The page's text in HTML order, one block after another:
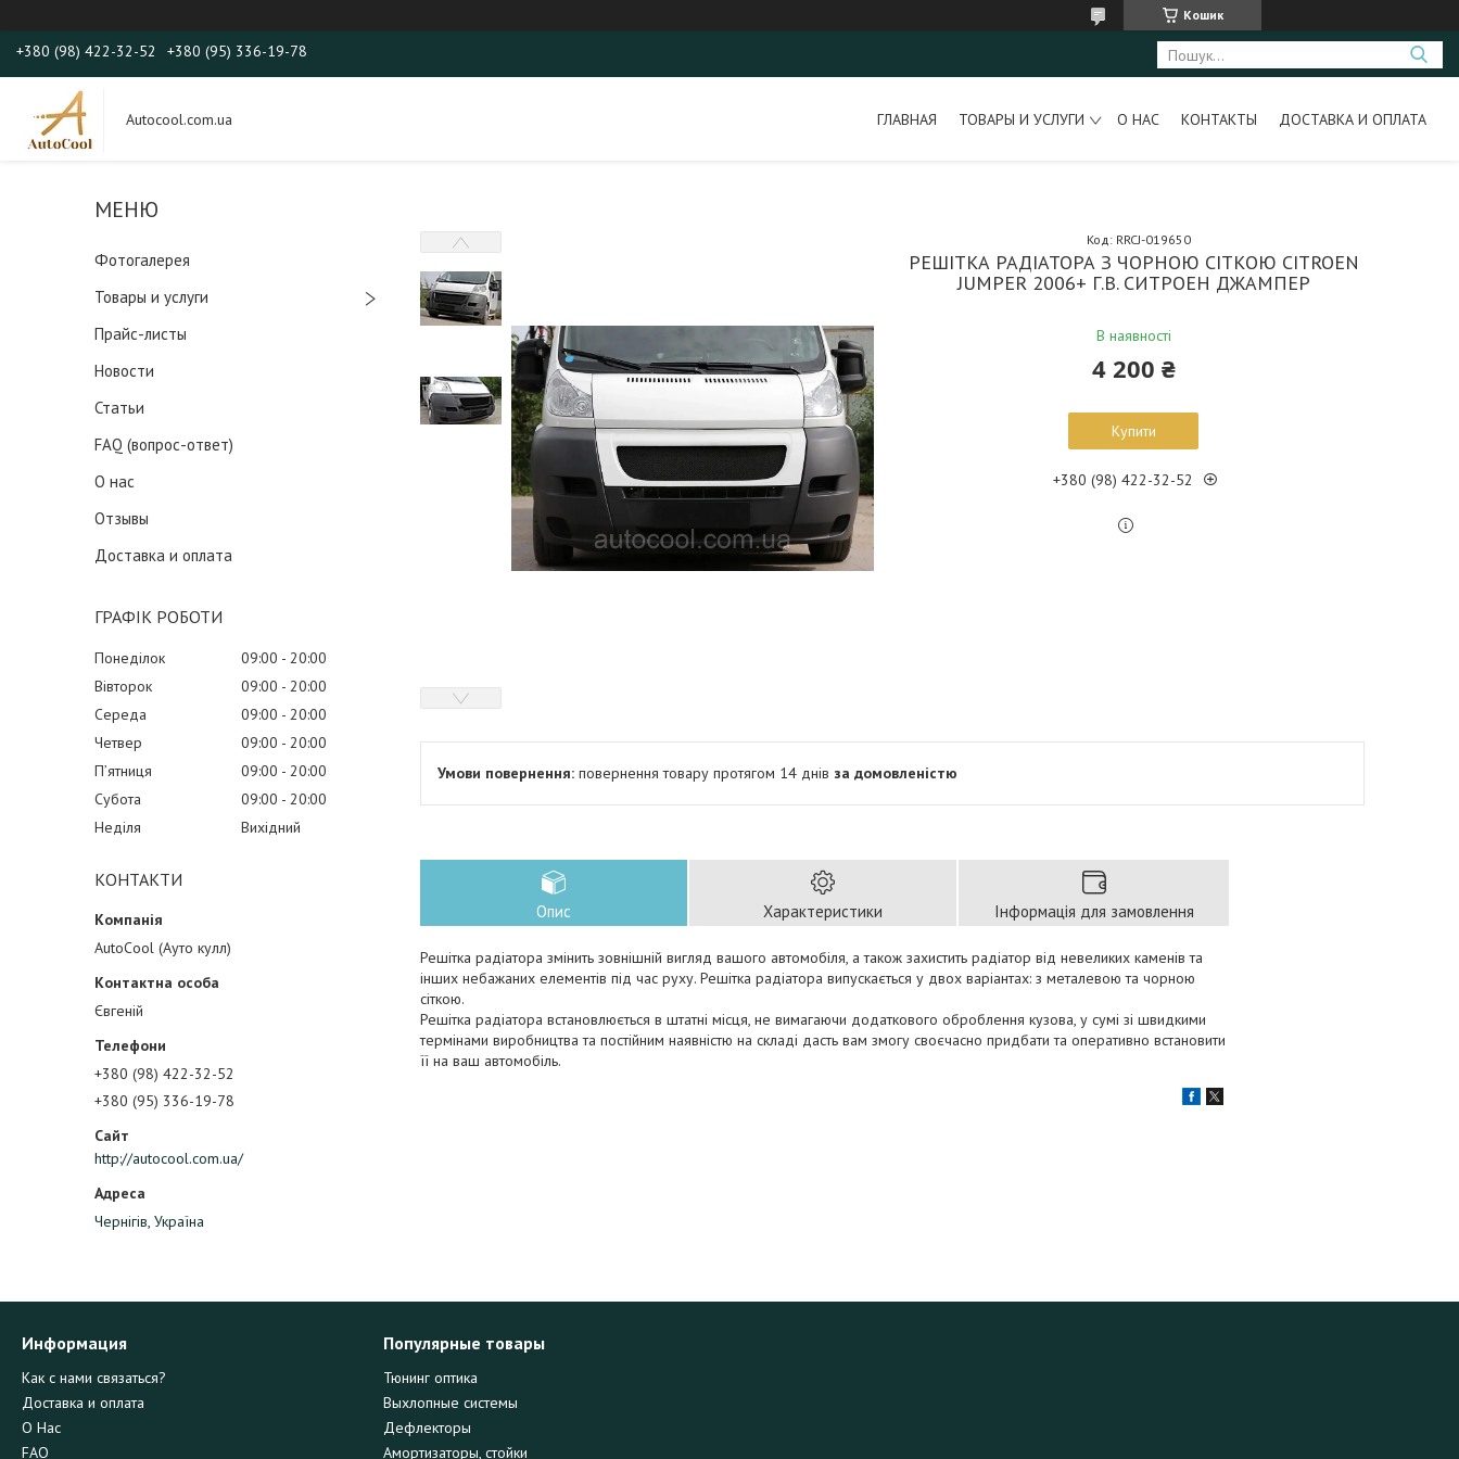
Кошик
+380 (98) 422-32-52 +380 (95) 336-19-78
Autocool.com.ua ГЛАВНАЯ ТОВАРЫ И УСЛУГИ О НАС КОНТАКТЫ ДОСТАВКА И ОПЛАТА
Фотогалерея
Товары и услуги
Прайс-листы
Новости
Статьи
FAQ (вопрос-ответ)
О нас
Отзывы
Доставка и оплата
ГРАФІК РОБОТИ
Понеділок 09:00
20:00
Вівторок
09:00
20:00
Середа
09:00
20:00
Четвер
09:00
20:00
Пʼятниця
09:00
20:00
Субота
09:00
20:00
Неділя
Вихідний
КОНТАКТИ
AutoCool (Ауто кулл)
Євгеній
+380 (98) 422-32-52
+380 (95) 336-19-78
http://autocool.com.ua/
Чернігів, Україна
РЕШІТКА РАДІАТОРА З ЧОРНОЮ СІТКОЮ CITROEN
JUMPER 2006+ Г.В. СИТРОЕН ДЖАМПЕР
В наявності
Код: RRCJ-019650
4 200 ₴
Купити
+380 (98) 422-32-52
повернення товару протягом 14 днів за домовленістю
Опис Характеристики Інформація для замовлення
Решітка радіатора змінить зовнішній вигляд вашого автомобіля, а також захистить радіатор від невеликих каменів та
інших небажаних елементів під час руху. Решітка радіатора випускається у двох варіантах: з металевою та чорною
сіткою.
Решітка радіатора встановлюється в штатні місця, не вимагаючи додаткового оброблення кузова, у сумі зі швидкими
термінами виробництва та постійним наявністю на складі дасть вам змогу своєчасно придбати та оперативно встановити
її на ваш автомобіль.
Информация
Как с нами связаться?
Доставка и оплата
О Нас
FAQ
Популярные товары
Тюнинг оптика
Выхлопные системы
Дефлекторы
Амортизаторы, стойки